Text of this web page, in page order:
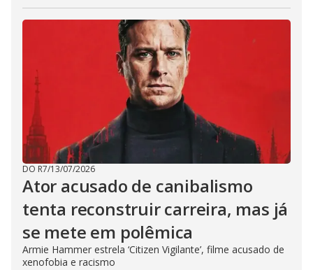
DO R7/13/07/2026
Ator acusado de canibalismo
tenta reconstruir carreira, mas já
se mete em polêmica
Armie Hammer estrela ‘Citizen Vigilante’, filme acusado de
xenofobia e racismo